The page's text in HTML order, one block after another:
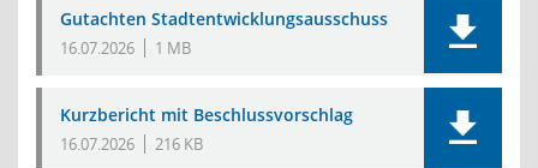
Gutachten Stadtentwicklungsausschuss
16.07.2026 1 MB
Kurzbericht mit Beschlussvorschlag
16.07.2026 216 KB